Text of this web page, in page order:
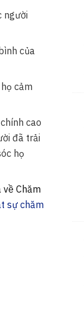
người
của
cảm
cao
đã trải
họ
Chăm
sự chăm